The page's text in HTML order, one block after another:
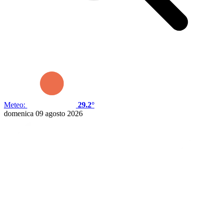
Meteo:
29.2°
domenica 09 agosto 2026